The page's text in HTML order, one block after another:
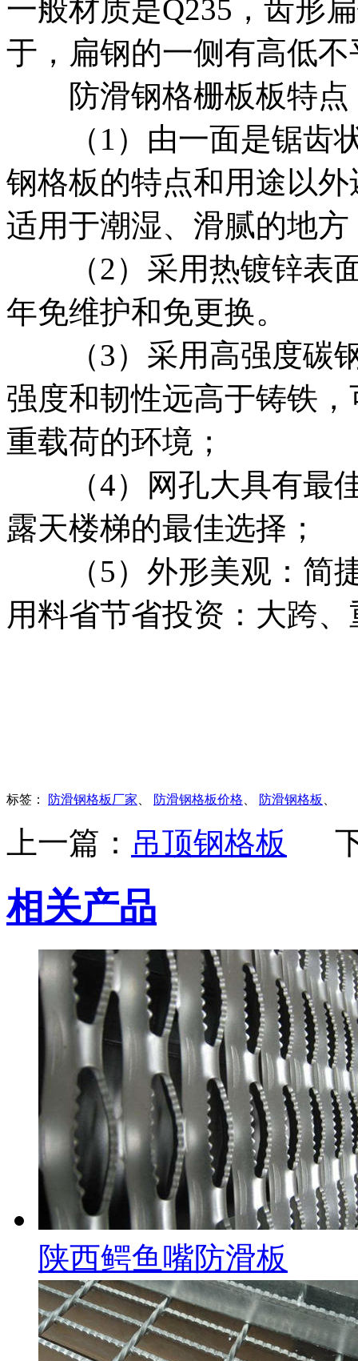
一般材质是Q235，齿形
于，扁钢的一侧有高低
防滑钢格栅板板特点
（1）由一面是锯齿状
钢格板的特点和用途以
适用于潮湿、滑腻的地
（2）采用热镀锌表面
年免维护和免更换。
（3）采用高强度碳钢
强度和韧性远高于铸铁
重载荷的环境；
（4）网孔大具有最佳
露天楼梯的最佳选择；
（5）外形美观：简捷
用料省节省投资：大跨
标签： 防滑钢格板厂家、 防滑钢格板价格、 防滑钢格板 、
上一篇： 吊顶钢格板
相关产品
陕西鳄鱼嘴防滑板